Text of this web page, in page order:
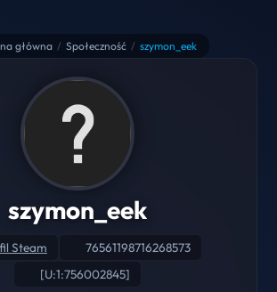
główna / Społeczność / szymon_eek
szymon_eek
Steam
76561198716268573
[U:1:756002845]